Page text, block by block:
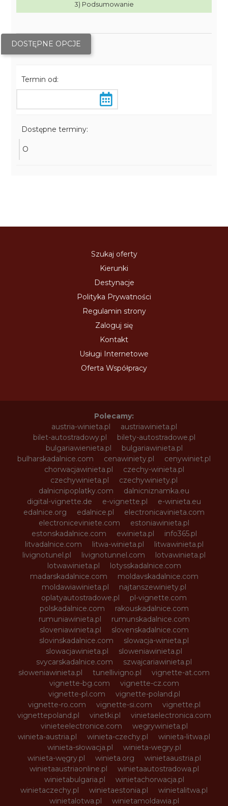
3) Podsumowanie
DOSTĘPNE OPCJE
Termin od:
Dostępne terminy:
O
Szukaj oferty
Kierunki
Destynacje
Polityka Prywatności
Regulamin strony
Zaloguj się
Kontakt
Usługi Internetowe
Oferta Współpracy
Polecamy:
austria-winieta.pl
austriawinieta.pl
bilet-autostradowy.pl
bilety-autostradowe.pl
bulgariawienieta.pl
bulgariawinieta.pl
bulharskadalnice.com
cenawiniety.pl
cenywiniet.pl
chorwacjawinieta.pl
czechy-winieta.pl
czechywinieta.pl
czechywiniety.pl
dalnicnipoplatky.com
dalnicniznamka.eu
digital-vignette.de
e-vignette.pl
e-winieta.eu
edalnice.org
edalnice.pl
electronicavinieta.com
electroniceviniete.com
estoniawinieta.pl
estonskadalnice.com
ewinieta.pl
info365.pl
litvadalnice.com
litwa-winieta.pl
litwawinieta.pl
livignotunel.pl
livignotunnel.com
lotvawinieta.pl
lotwawinieta.pl
lotysskadalnice.com
madarskadalnice.com
moldavskadalnice.com
moldawiawinieta.pl
najtanszewiniety.pl
oplatyautostradowe.pl
pl-vignette.com
polskadalnice.com
rakouskadalnice.com
rumuniawinieta.pl
rumunskadalnice.com
sloveniawinieta.pl
slovenskadalnice.com
slovinskadalnice.com
slowacja-winieta.pl
slowacjawinieta.pl
sloweniawinieta.pl
svycarskadalnice.com
szwajcariawinieta.pl
słoweniawinieta.pl
tunellivigno.pl
vignette-at.com
vignette-bg.com
vignette-cz.com
vignette-pl.com
vignette-poland.pl
vignette-ro.com
vignette-si.com
vignette.pl
vignettepoland.pl
vinetki.pl
vinietaelectronica.com
vinieteelectronice.com
wegrywinieta.pl
winieta-austria.pl
winieta-czechy.pl
winieta-litwa.pl
winieta-słowacja.pl
winieta-wegry.pl
winieta-węgry.pl
winieta.org
winietaaustria.pl
winietaaustriaonline.pl
winietaautostradowa.pl
winietabulgaria.pl
winietachorwacja.pl
winietaczechy.pl
winietaestonia.pl
winietalitwa.pl
winietalotwa.pl
winietamoldawia.pl